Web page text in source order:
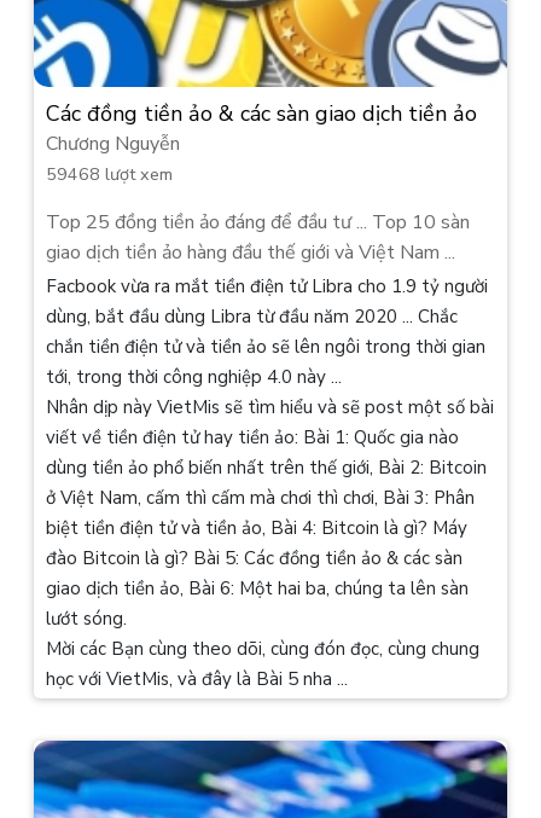
Các đồng tiền ảo & các sàn giao dịch tiền ảo
Chương Nguyễn
59468 lượt xem
Top 25 đồng tiền ảo đáng để đầu tư ... Top 10 sàn
giao dịch tiền ảo hàng đầu thế giới và Việt Nam ...
Facbook vừa ra mắt tiền điện tử Libra cho 1.9 tỷ người
dùng, bắt đầu dùng Libra từ đầu năm 2020 ... Chắc
chắn tiền điện tử và tiền ảo sẽ lên ngôi trong thời gian
tới, trong thời công nghiệp 4.0 này ...
Nhân dịp này VietMis sẽ tìm hiểu và sẽ post một số bài
viết về tiền điện tử hay tiền ảo: Bài 1: Quốc gia nào
dùng tiền ảo phổ biến nhất trên thế giới, Bài 2: Bitcoin
ở Việt Nam, cấm thì cấm mà chơi thì chơi, Bài 3: Phân
biệt tiền điện tử và tiền ảo, Bài 4: Bitcoin là gì? Máy
đào Bitcoin là gì? Bài 5: Các đồng tiền ảo & các sàn
giao dịch tiền ảo, Bài 6: Một hai ba, chúng ta lên sàn
lướt sóng.
Mời các Bạn cùng theo dõi, cùng đón đọc, cùng chung
học với VietMis, và đây là Bài 5 nha ...